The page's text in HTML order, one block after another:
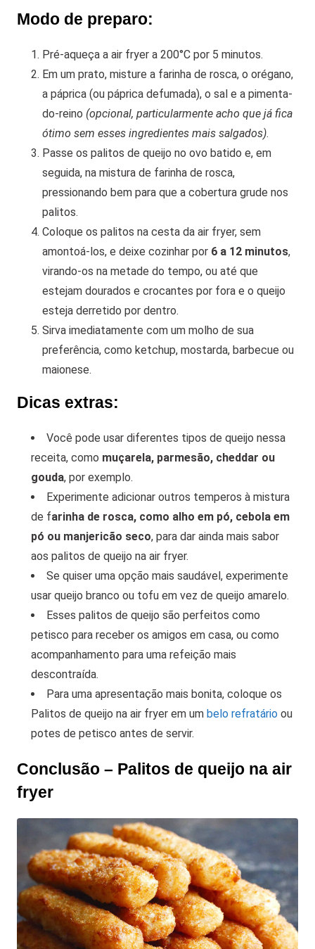
Modo de preparo:
Pré-aqueça a air fryer a 200°C por 5 minutos.
Em um prato, misture a farinha de rosca, o orégano,
a páprica (ou páprica defumada), o sal e a pimenta-
do-reino (opcional, particularmente acho que já fica
ótimo sem esses ingredientes mais salgados).
Passe os palitos de queijo no ovo batido e, em
seguida, na mistura de farinha de rosca,
pressionando bem para que a cobertura grude nos
palitos.
Coloque os palitos na cesta da air fryer, sem
amontoá-los, e deixe cozinhar por 6 a 12 minutos,
virando-os na metade do tempo, ou até que
estejam dourados e crocantes por fora e o queijo
esteja derretido por dentro.
Sirva imediatamente com um molho de sua
preferência, como ketchup, mostarda, barbecue ou
maionese.
Dicas extras:
Você pode usar diferentes tipos de queijo nessa
receita, como muçarela, parmesão, cheddar ou
gouda, por exemplo.
Experimente adicionar outros temperos à mistura
de farinha de rosca, como alho em pó, cebola em
pó ou manjericão seco, para dar ainda mais sabor
aos palitos de queijo na air fryer.
Se quiser uma opção mais saudável, experimente
usar queijo branco ou tofu em vez de queijo amarelo.
Esses palitos de queijo são perfeitos como
petisco para receber os amigos em casa, ou como
acompanhamento para uma refeição mais
descontraída.
Para uma apresentação mais bonita, coloque os
Palitos de queijo na air fryer em um belo refratário ou
potes de petisco antes de servir.
Conclusão – Palitos de queijo na air
fryer